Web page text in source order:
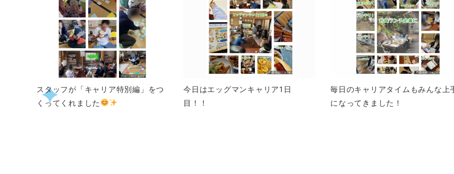
スタッフが「キャリア特別編」をつ
くってくれました
今日はエッグマンキャリア1日
目！！
毎日のキャリアタイムもみんな上
になってきました！